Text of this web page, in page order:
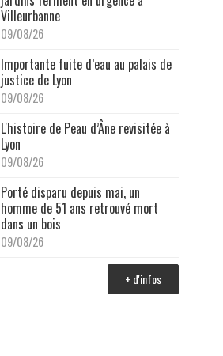
Villeurbanne
09/08/26
Importante fuite d’eau au palais de
justice de Lyon
09/08/26
L'histoire de Peau d’Âne revisitée à
Lyon
09/08/26
Porté disparu depuis mai, un
homme de 51 ans retrouvé mort
dans un bois
09/08/26
+ d'infos